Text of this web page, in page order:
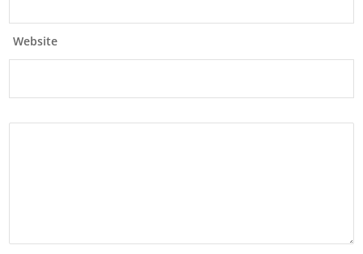
Website